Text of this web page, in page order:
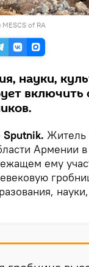
of RA
науки,
включить
Житель
Армении
ему